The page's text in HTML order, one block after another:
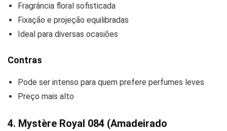
Fragrância floral sofisticada
Fixação e projeção equilibradas
Ideal para diversas ocasiões
Contras
Pode ser intenso para quem prefere perfumes leves
Preço mais alto
4. Mystère Royal 084 (Amadeirado